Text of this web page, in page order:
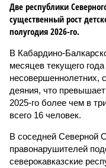
Две республики
существенный рост
полугодия 2026-го.
В Кабардино-
месяцев текущего
несовершеннолетних,
деяния, что
2025-го более чем в
всего 16 человек.
В соседней Северной
правонарушителей
северокавказские